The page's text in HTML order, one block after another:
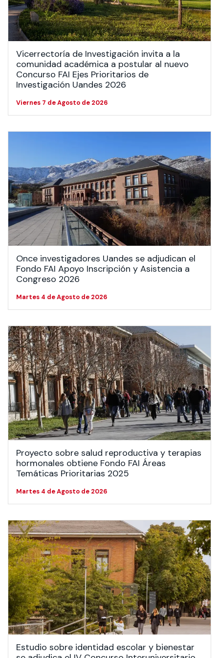
cursos
Especialidades y
estadías
Te puede
interesar:
International
students
Facultades
interesar:
2025
vinculación con la
sociedad
Extensión Cultural
Te puede interesar:Filantropía y Donaciones
intercambio
Servicios y apoyos
Te puede
interesar:
Explora el campus
Uandes
Noticias
estudiantiles
Vicerrectoría de Investigación invita a la
comunidad académica a postular al nuevo
Concurso FAI Ejes Prioritarios de
Investigación Uandes 2026
Viernes 7 de Agosto de 2026
Once investigadores Uandes se adjudican el
Fondo FAI Apoyo Inscripción y Asistencia a
Congreso 2026
Martes 4 de Agosto de 2026
Proyecto sobre salud reproductiva y terapias
hormonales obtiene Fondo FAI Áreas
Temáticas Prioritarias 2025
Martes 4 de Agosto de 2026
Estudio sobre identidad escolar y bienestar